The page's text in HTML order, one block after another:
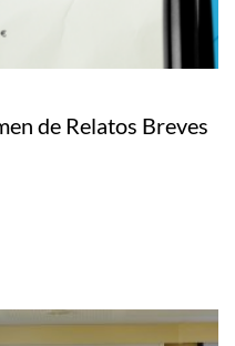
de Relatos Breves